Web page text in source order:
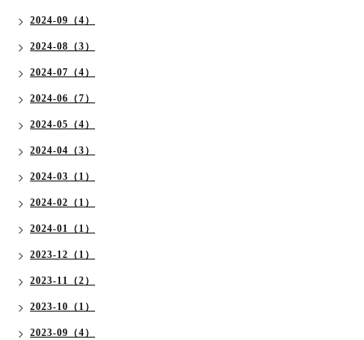
2024-09（4）
2024-08（3）
2024-07（4）
2024-06（7）
2024-05（4）
2024-04（3）
2024-03（1）
2024-02（1）
2024-01（1）
2023-12（1）
2023-11（2）
2023-10（1）
2023-09（4）